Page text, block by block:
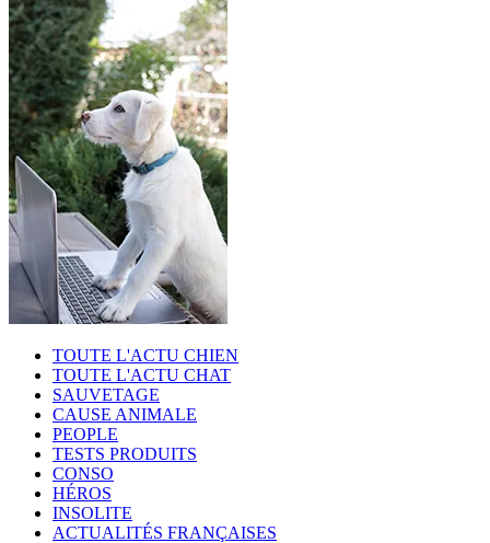
TOUTE L'ACTU CHIEN
TOUTE L'ACTU CHAT
SAUVETAGE
CAUSE ANIMALE
PEOPLE
TESTS PRODUITS
CONSO
HÉROS
INSOLITE
ACTUALITÉS FRANÇAISES